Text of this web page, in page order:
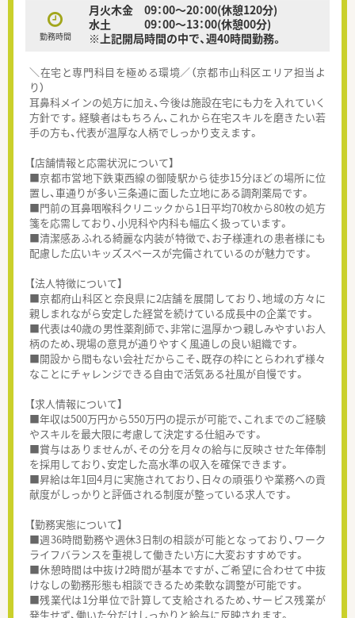
勤務時間
月火木金 09：00～20：00(休憩120分)
水土 09：00～13：00(休憩00分)
※上記開局時間の中で、週40時間勤務。
＼在宅と専門科目を極める環境／（京都市山科区エリア担当よ
り）
耳鼻科メインの処方に加え、今後は施設在宅にも力を入れていく
方針です。経験者はもちろん、これから在宅スキルを磨きたい若
手の方も、代表が温厚な人柄でしっかり支えます。
【店舗情報と応需状況について】
■京都市営地下鉄東西線の御陵駅から徒歩15分ほどの場所に位
置し、車通りが多い三条通に面した立地にある調剤薬局です。
■門前の耳鼻咽喉科クリニックから1日平均70枚から80枚の処方
箋を応需しており、小児科や内科も幅広く扱っています。
■清潔感あふれる綺麗な内装が特徴で、お子様連れの患者様にも
配慮した広いキッズスペースが完備されているのが魅力です。
【法人特徴について】
■京都府山科区と奈良県に2店舗を展開しており、地域の方々に
親しまれながら安定した経営を続けている成長中の企業です。
■代表は40歳の男性薬剤師で、非常に温厚かつ親しみやすいお人
柄のため、現場の意見が通りやすく風通しの良い組織です。
■開設から間もない会社だからこそ、既存の枠にとらわれず様々
なことにチャレンジできる自由で活気ある社風が自慢です。
【求人情報について】
■年収は500万円から550万円の提示が可能で、これまでのご経験
やスキルを最大限に考慮して決定する仕組みです。
■賞与はありませんが、その分を月々の給与に反映させた年俸制
を採用しており、安定した高水準の収入を確保できます。
■昇給は年1回4月に実施されており、日々の頑張りや業務への貢
献度がしっかりと評価される制度が整っている求人です。
【勤務実態について】
■週36時間勤務や週休3日制の相談が可能となっており、ワーク
ライフバランスを重視して働きたい方に大変おすすめです。
■休憩時間は中抜け2時間が基本ですが、ご希望に合わせて中抜
けなしの勤務形態も相談できるため柔軟な調整が可能です。
■残業代は1分単位で計算して支給されるため、サービス残業が
発生せず、働いた分だけしっかりと給与に反映されます。